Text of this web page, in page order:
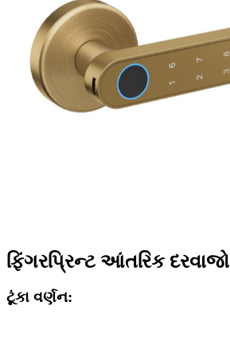
ફિંગરપ્રિન્ટ આંતરિક દરવાજો
ટૂંકા વર્ણન: